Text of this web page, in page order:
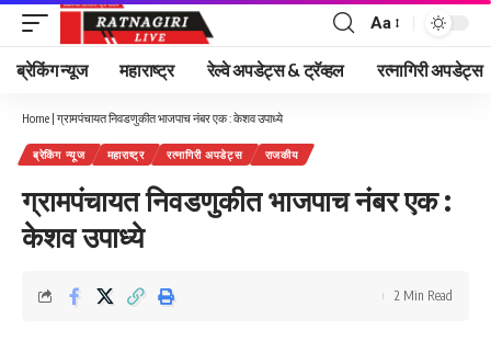
Font
Resizer
Aa
ब्रेकिंग न्यूज महाराष्ट्र रेल्वे अपडेट्स & ट्रॅव्हल रत्नागिरी अपडेट्स
Home | ग्रामपंचायत निवडणुकीत भाजपाच नंबर एक : केशव उपाध्ये
ब्रेकिंग न्यूज महाराष्ट्र रत्नागिरी अपडेट्स राजकीय
ग्रामपंचायत निवडणुकीत भाजपाच नंबर एक :
केशव उपाध्ये
2 Min Read